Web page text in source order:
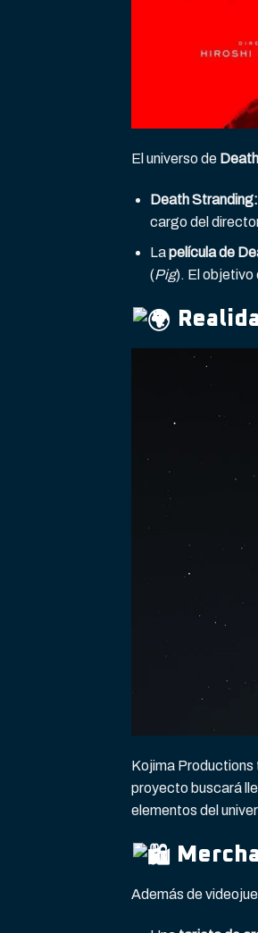
El universo de
Death
cargo del
Lapelícula de
(Pig). El objetivo
Kojima Productions
proyecto buscará
elementos del
Además de